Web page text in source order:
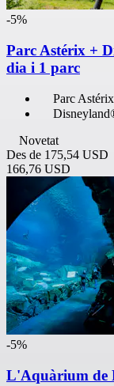
-5%
Parc Astérix +
dia i 1 parc
Parc
Novetat
Des de 175,54 USD
166,76 USD
-5%
L'Aquàrium de